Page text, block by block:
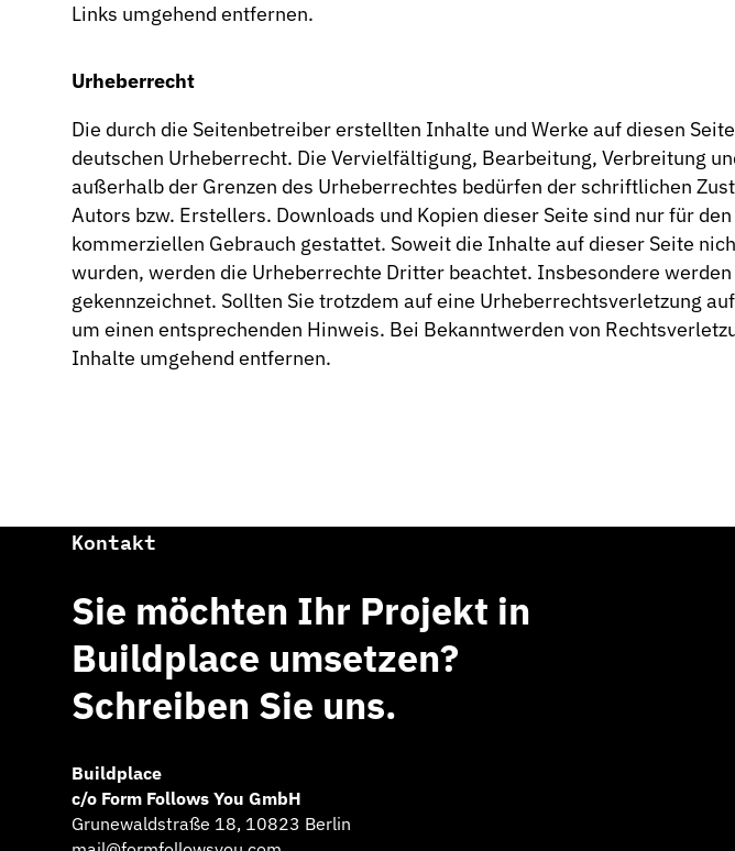
Links umgehend entfernen.
Urheberrecht
Die durch die Seitenbetreiber erstellten Inhalte und Werke auf diesen
deutschen Urheberrecht. Die Vervielfältigung, Bearbeitung, Verbreitung
außerhalb der Grenzen des Urheberrechtes bedürfen der schriftlichen
Autors bzw. Erstellers. Downloads und Kopien dieser Seite sind nur für
kommerziellen Gebrauch gestattet. Soweit die Inhalte auf dieser Seite
wurden, werden die Urheberrechte Dritter beachtet. Insbesondere
gekennzeichnet. Sollten Sie trotzdem auf eine Urheberrechtsverletzung
um einen entsprechenden Hinweis. Bei Bekanntwerden von
Inhalte umgehend entfernen.
Kontakt
Sie möchten Ihr Projekt in
Buildplace umsetzen?
Schreiben Sie uns.
Buildplace
c/o Form Follows You GmbH
Grunewaldstraße 18, 10823 Berlin